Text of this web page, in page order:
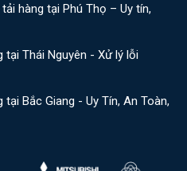
hàng tại Phú Thọ – Uy tín,
Thái Nguyên - Xử lý lỗi
Bắc Giang - Uy Tín, An Toàn,